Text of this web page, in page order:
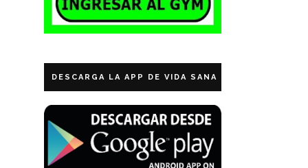
DESCARGA LA APP DE VIDA SANA ECUADOR